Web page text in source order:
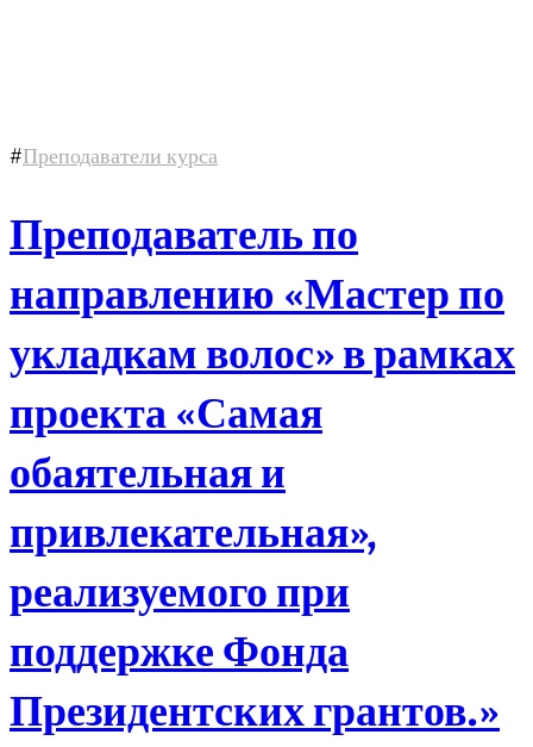
#Преподаватели курса
Преподаватель по
направлению «Мастер по
укладкам волос» в рамках
проекта «Самая
обаятельная и
привлекательная»,
реализуемого при
поддержке Фонда
Президентских грантов.»